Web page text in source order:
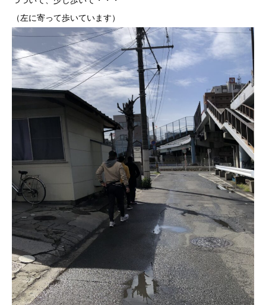
（左に寄って歩いています）